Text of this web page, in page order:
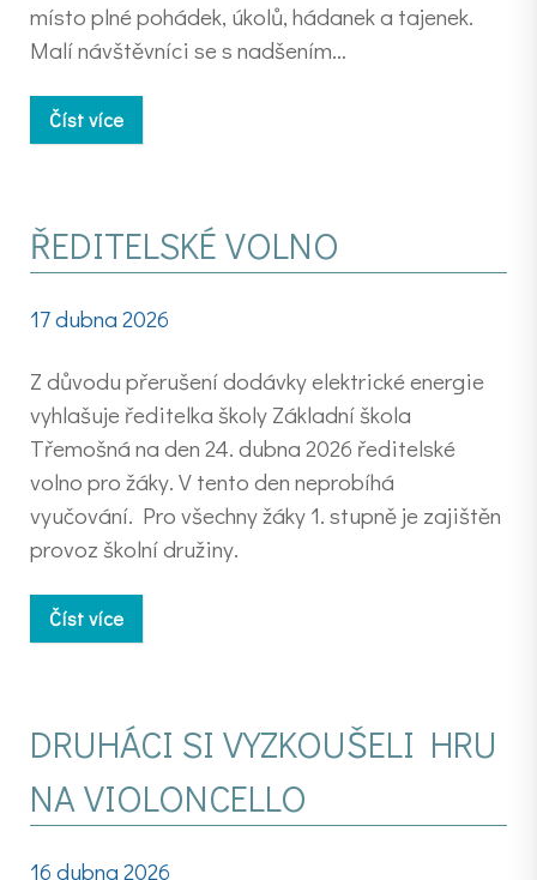
místo plné pohádek, úkolů, hádanek a tajenek.
Malí návštěvníci se s nadšením…
Číst více
ŘEDITELSKÉ VOLNO
17 dubna 2026
Z důvodu přerušení dodávky elektrické energie
vyhlašuje ředitelka školy Základní škola
Třemošná na den 24. dubna 2026 ředitelské
volno pro žáky. V tento den neprobíhá
vyučování. Pro všechny žáky 1. stupně je zajištěn
provoz školní družiny.
Číst více
DRUHÁCI SI VYZKOUŠELI HRU
NA VIOLONCELLO
16 dubna 2026